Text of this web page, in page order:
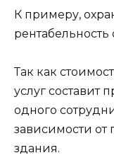
К примеру,
рентабельность
Так как
услуг составит
одного
зависимости
здания.